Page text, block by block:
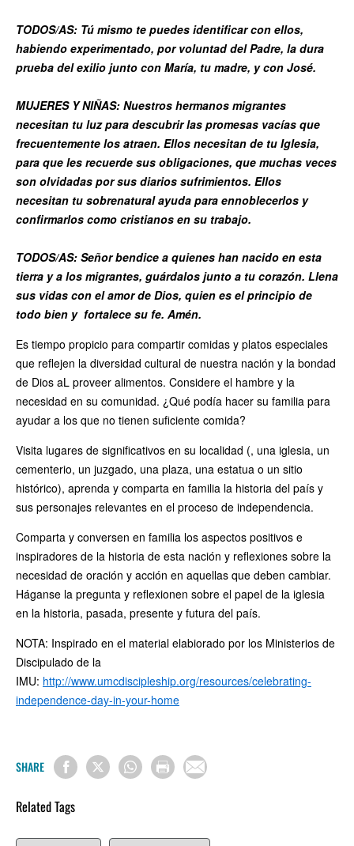
TODOS/AS: Tú mismo te puedes identificar con ellos,
habiendo experimentado, por voluntad del Padre, la dura
prueba del exilio junto con María, tu madre, y con José.
MUJERES Y NIÑAS: Nuestros hermanos migrantes
necesitan tu luz para descubrir las promesas vacías que
frecuentemente los atraen. Ellos necesitan de tu Iglesia,
para que les recuerde sus obligaciones, que muchas veces
son olvidadas por sus diarios sufrimientos. Ellos
necesitan tu sobrenatural ayuda para ennoblecerlos y
confirmarlos como cristianos en su trabajo.
TODOS/AS: Señor bendice a quienes han nacido en esta
tierra y a los migrantes, guárdalos junto a tu corazón. Llena
sus vidas con el amor de Dios, quien es el principio de
todo bien y fortalece su fe. Amén.
Es tiempo propicio para compartir comidas y platos especiales
que reflejen la diversidad cultural de nuestra nación y la bondad
de Dios aL proveer alimentos. Considere el hambre y la
necesidad en su comunidad. ¿Qué podía hacer su familia para
ayudar a los que no tienen suficiente comida?
Visita lugares de significativos en su localidad (, una iglesia, un
cementerio, un juzgado, una plaza, una estatua o un sitio
histórico), aprenda y comparta en familia la historia del país y
sus personajes relevantes en el proceso de independencia.
Comparta y conversen en familia los aspectos positivos e
inspiradores de la historia de esta nación y reflexiones sobre la
necesidad de oración y acción en aquellas que deben cambiar.
Háganse la pregunta y reflexionen sobre el papel de la iglesia
en la historia, pasada, presente y futura del país.
NOTA: Inspirado en el material elabiorado por los Ministerios de
Discipulado de la
IMU: http://www.umcdiscipleship.org/resources/celebrating-
independence-day-in-your-home
SHARE
Related Tags